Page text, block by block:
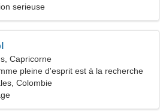
serieuse
Capricorne
pleine d'esprit est à la recherche
durable
Colombie